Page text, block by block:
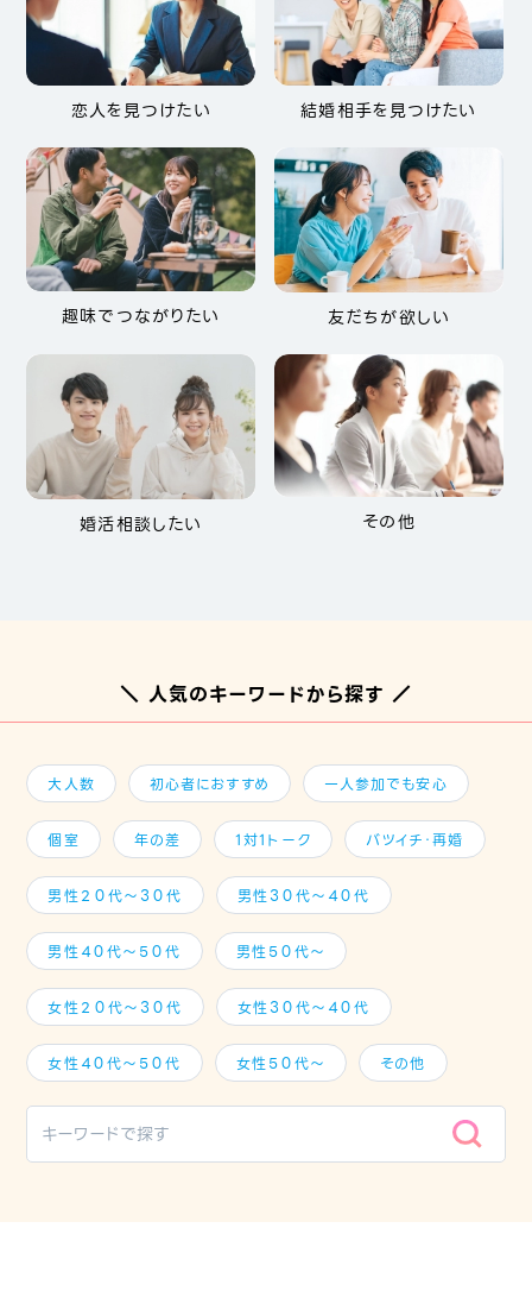
恋人を見つけたい 結婚相手を見つけたい
趣味でつながりたい 友だちが欲しい
婚活相談したい その他
＼ 人気のキーワードから探す ／
大人数 初心者におすすめ 一人参加でも安心
個室 年の差 1対1トーク バツイチ・再婚
男性２０代～３０代 男性３０代～４０代
男性４０代～５０代 男性５０代～
女性２０代～３０代 女性３０代～４０代
女性４０代～５０代 女性５０代～ その他